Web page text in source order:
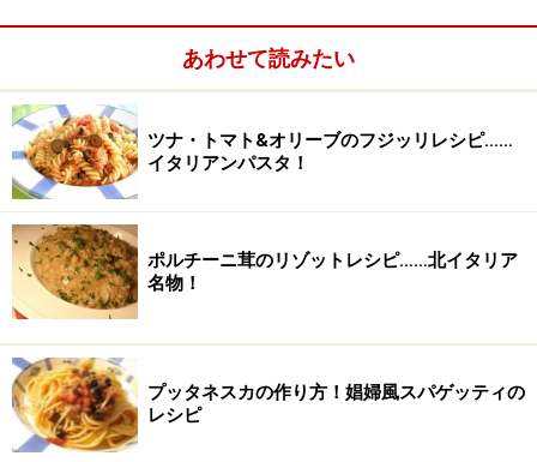
あわせて読みたい
ツナ・トマト&オリーブのフジッリレシピ……
イタリアンパスタ！
ポルチーニ茸のリゾットレシピ……北イタリア
名物！
プッタネスカの作り方！娼婦風スパゲッティの
レシピ